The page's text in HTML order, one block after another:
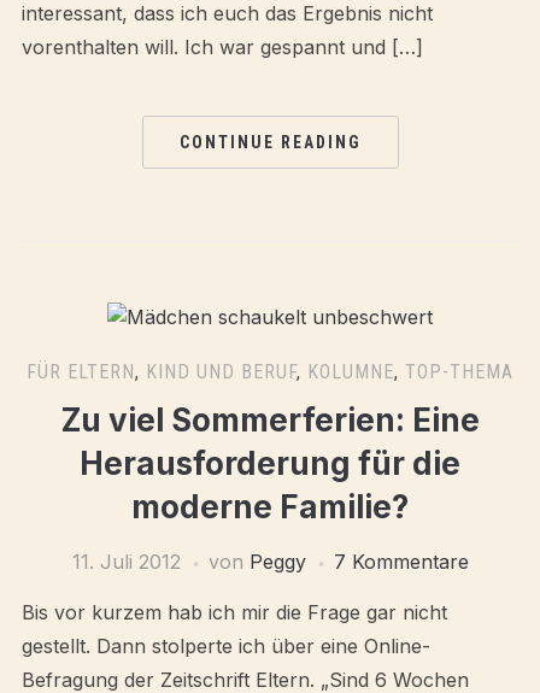
interessant, dass ich euch das Ergebnis nicht
vorenthalten will. Ich war gespannt und […]
CONTINUE READING
FÜR ELTERN, KIND UND BERUF, KOLUMNE, TOP-THEMA
Zu viel Sommerferien: Eine
Herausforderung für die
moderne Familie?
11. Juli 2012 von Peggy 7 Kommentare
Bis vor kurzem hab ich mir die Frage gar nicht
gestellt. Dann stolperte ich über eine Online-
Befragung der Zeitschrift Eltern. „Sind 6 Wochen